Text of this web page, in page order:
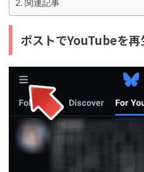
関連記事
ポストでYouTubeを再